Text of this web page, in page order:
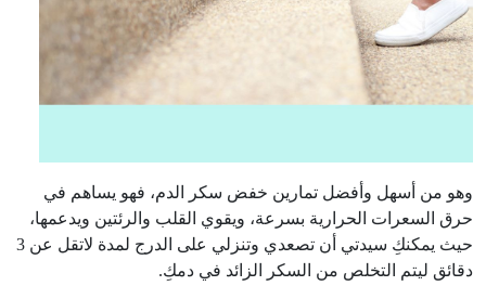
وهو من أسهل وأفضل تمارين خفض سكر الدم، فهو يساهم في
حرق السعرات الحرارية بسرعة، ويقوي القلب والرئتين ويدعمها،
حيث يمكنكِ سيدتي أن تصعدي وتنزلي على الدرج لمدة لاتقل عن 3
دقائق ليتم التخلص من السكر الزائد في دمكِ.